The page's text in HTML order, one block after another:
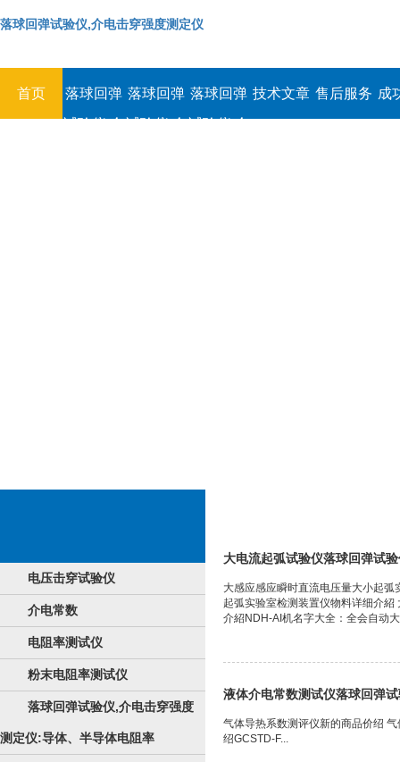
落球回弹试验仪,介电击穿强度测定仪
首页
落球回弹
试验仪,介
落球回弹
试验仪,介
落球回弹
试验仪,介
技术文章 售后服务 成
电压击穿试验仪
介电常数
电阻率测试仪
粉末电阻率测试仪
落球回弹试验仪,介电击穿强度
测定仪:导体、半导体电阻率
大电流起弧试验仪落球回弹试
大感应感应瞬时直流电压量大小起
起弧实验室检测装置仪物料详细介
介紹NDH-AI机名字大全：全会自动
液体介电常数测试仪落球回弹
气体导热系数测评仪新的商品价绍
绍GCSTD-F...